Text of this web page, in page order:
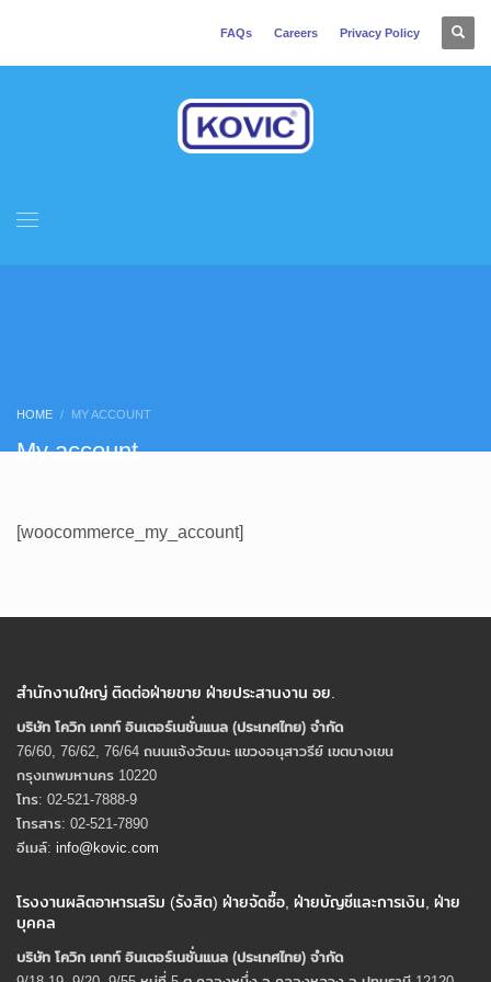
FAQs Careers Privacy Policy
HOME MY ACCOUNT
My account
[woocommerce_my_account]
สำนักงานใหญ่ ติดต่อฝ่ายขาย ฝ่ายประสานงาน อย.
บริษัท โควิก เคทท์ อินเตอร์เนชั่นแนล (ประเทศไทย) จํากัด
76/60, 76/62, 76/64 ถนนแจ้งวัฒนะ แขวงอนุสาวรีย์ เขตบางเขน
กรุงเทพมหานคร 10220
โทร: 02-521-7888-9
โทรสาร: 02-521-7890
อีเมล์: info@kovic.com
โรงงานผลิตอาหารเสริม (รังสิต) ฝ่ายจัดซื้อ, ฝ่ายบัญชีและการเงิน, ฝ่าย
บุคคล
บริษัท โควิก เคทท์ อินเตอร์เนชั่นแนล (ประเทศไทย) จํากัด